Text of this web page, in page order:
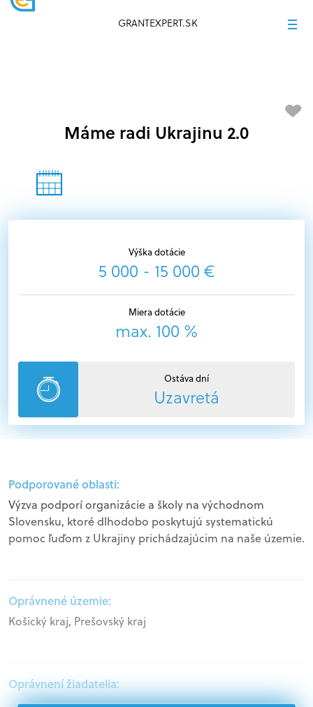
GRANTEXPERT.SK
Výška dotácie
5 000 - 15 000 €
Miera dotácie
max. 100 %
Ostáva dní
Uzavretá
Máme radi Ukrajinu 2.0
Podporované oblasti:
Výzva podporí organizácie a školy na východnom
Slovensku, ktoré dlhodobo poskytujú systematickú
pomoc ľuďom z Ukrajiny prichádzajúcim na naše územie.
Oprávnené územie:
Košický kraj, Prešovský kraj
Oprávnení žiadatelia: